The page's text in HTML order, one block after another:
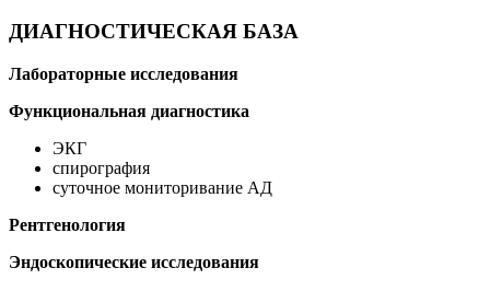
ДИАГНОСТИЧЕСКАЯ БАЗА
Лабораторные исследования
Функциональная диагностика
ЭКГ
спирография
суточное мониторивание АД
Рентгенология
Эндоскопические исследования